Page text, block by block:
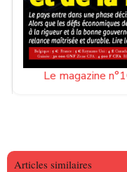
Le magazine
Articles similaires